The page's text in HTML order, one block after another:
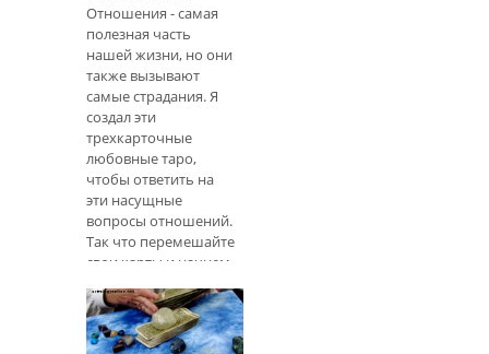
Отношения - самая
полезная часть
нашей жизни, но они
также вызывают
самые страдания. Я
создал эти
трехкарточные
любовные таро,
чтобы ответить на
эти насущные
вопросы отношений.
Так что перемешайте
свои карты и начнем.
Пр